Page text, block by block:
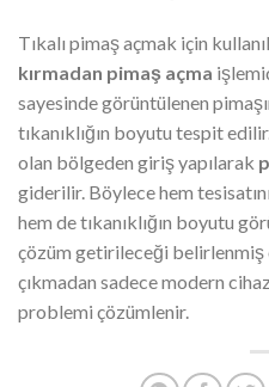
Tıkalı pimaş açmak için
kırmadan pimaş açma
sayesinde görüntülenen
tıkanıklığın boyutu tespit
olan bölgeden giriş yapılarak
giderilir. Böylece hem
hem de tıkanıklığın boyutu
çözüm getirileceği
çıkmadan sadece modern
problemi çözümlenir.